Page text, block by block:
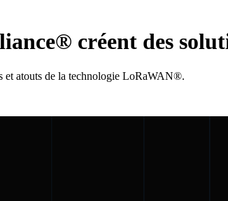
créent des
et atouts de la technologie LoRaWAN®.